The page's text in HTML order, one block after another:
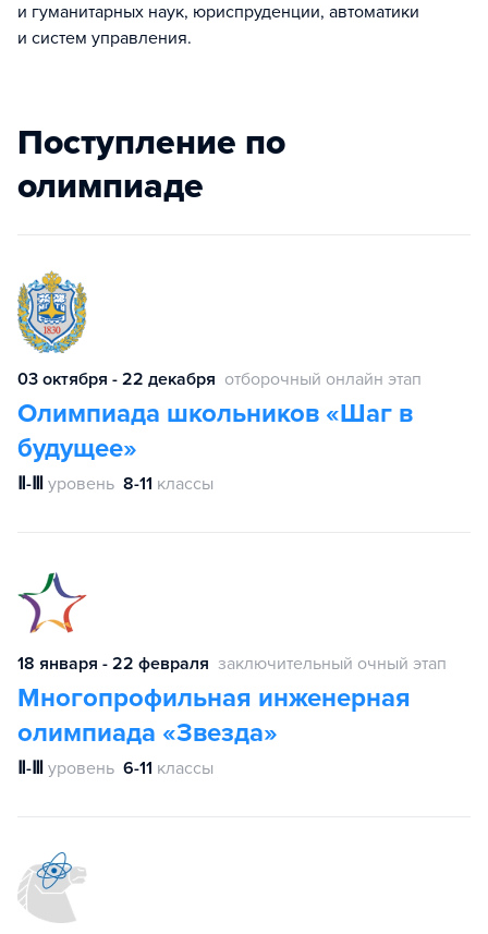
и гуманитарных наук, юриспруденции, автоматики
и систем управления.
Поступление по
олимпиаде
03 октября - 22 декабря отборочный онлайн этап
Олимпиада школьников «Шаг в
будущее»
Ⅱ-Ⅲ уровень 8-11 классы
18 января - 22 февраля заключительный очный этап
Многопрофильная инженерная
олимпиада «Звезда»
Ⅱ-Ⅲ уровень 6-11 классы